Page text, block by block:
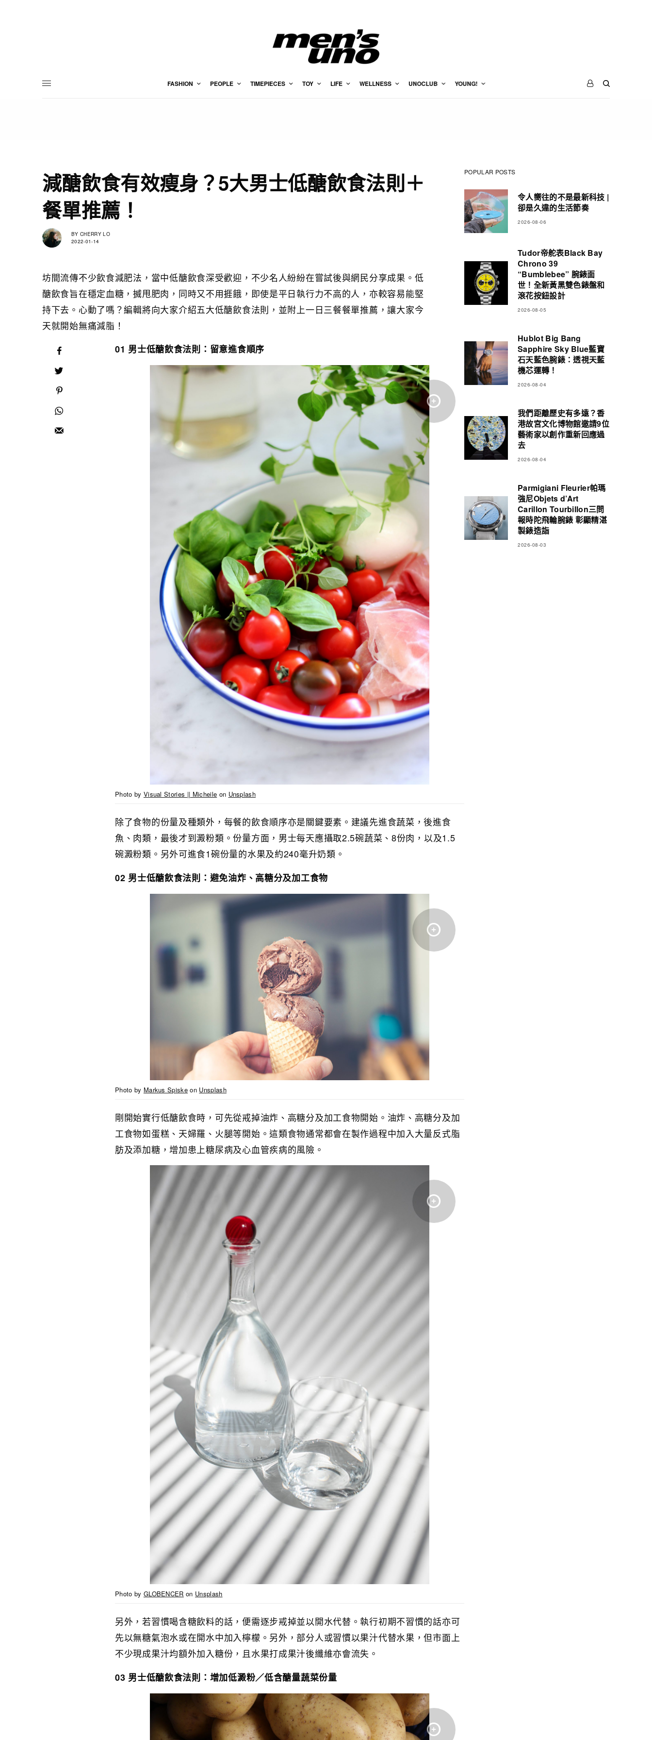
FASHION PEOPLE TIMEPIECES TOY LIFE WELLNESS UNOCLUB YOUNG!
減醣飲食有效瘦身？5大男士低醣飲食法則＋
餐單推薦！
BY CHERRY LO
2022-01-14
坊間流傳不少飲食減肥法，當中低醣飲食深受歡迎，不少名人紛紛在嘗試後與網民分享成果。低
醣飲食旨在穩定血糖，搣甩肥肉，同時又不用捱餓，即使是平日執行力不高的人，亦較容易能堅
持下去。心動了嗎？編輯將向大家介紹五大低醣飲食法則，並附上一日三餐餐單推薦，讓大家今
天就開始無痛減脂！
01 男士低醣飲食法則：留意進食順序
Photo by Visual Stories || Micheile on Unsplash
除了食物的份量及種類外，每餐的飲食順序亦是關鍵要素。建議先進食蔬菜，後進食
魚、肉類，最後才到澱粉類。份量方面，男士每天應攝取2.5碗蔬菜、8份肉，以及1.5
碗澱粉類。另外可進食1碗份量的水果及約240毫升奶類。
02 男士低醣飲食法則：避免油炸、高糖分及加工食物
Photo by Markus Spiske on Unsplash
剛開始實行低醣飲食時，可先從戒掉油炸、高糖分及加工食物開始。油炸、高糖分及加
工食物如蛋糕、天婦羅、火腿等開始。這類食物通常都會在製作過程中加入大量反式脂
肪及添加糖，增加患上糖尿病及心血管疾病的風險。
Photo by GLOBENCER on Unsplash
另外，若習慣喝含糖飲料的話，便需逐步戒掉並以開水代替。執行初期不習慣的話亦可
先以無糖氣泡水或在開水中加入檸檬。另外，部分人或習慣以果汁代替水果，但市面上
不少現成果汁均額外加入糖份，且水果打成果汁後纖維亦會流失。
03 男士低醣飲食法則：增加低澱粉／低含醣量蔬菜份量
POPULAR POSTS
令人嚮往的不是最新科技 |
卻是久違的生活節奏
2026-08-06
Tudor帝舵表Black Bay
Chrono 39
“Bumblebee” 腕錶面
世！全新黃黑雙色錶盤和
滾花按鈕設計
2026-08-05
Hublot Big Bang
Sapphire Sky Blue藍寶
石天藍色腕錶：透視天藍
機芯運轉！
2026-08-04
我們距離歷史有多遠？香
港故宮文化博物館邀請9位
藝術家以創作重新回應過
去
2026-08-04
Parmigiani Fleurier帕瑪
強尼Objets d’Art
Carillon Tourbillon三問
報時陀飛輪腕錶 彰顯精湛
製錶造詣
2026-08-03